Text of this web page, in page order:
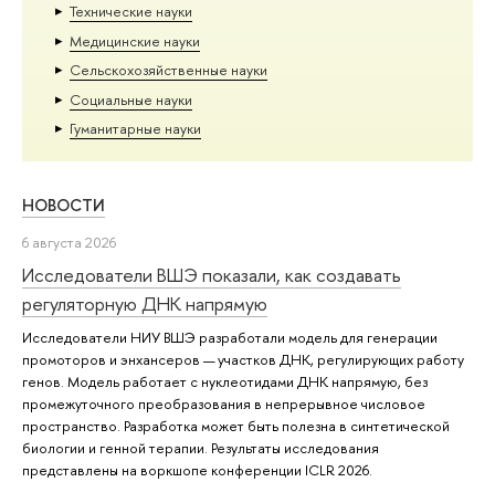
Тех­ничес­кие науки
Медицинские науки
Сельскохозяйственные науки
Социальные науки
Гуманитарные науки
НОВОСТИ
6 августа 2026
Исследователи ВШЭ показали, как создавать
регуляторную ДНК напрямую
Исследователи НИУ ВШЭ разработали модель для генерации
промоторов и энхансеров — участков ДНК, регулирующих работу
генов. Модель работает с нуклеотидами ДНК напрямую, без
промежуточного преобразования в непрерывное числовое
пространство. Разработка может быть полезна в синтетической
биологии и генной терапии. Результаты исследования
представлены на воркшопе конференции ICLR 2026.